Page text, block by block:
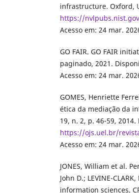
infrastructure. Oxford,
https://
Acesso em: 24 mar.
GO FAIR. GO FAIR
paginado, 2021.
Acesso em: 24 mar.
GOMES, Henriette
ética da mediação da
19, n. 2, p. 46-59,
https://ojs.uel.br/
Acesso em: 24 mar.
JONES, William et al.
John D.; LEVINE-
information sciences.